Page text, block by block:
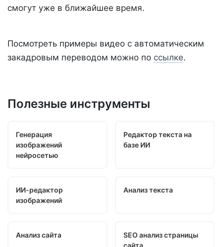
смогут уже в ближайшее время.
Посмотреть примеры видео с автоматическим
закадровым переводом можно по ссылке.
Полезные инструменты
Генерация
изображений
нейросетью
Редактор текста на
базе ИИ
ИИ-редактор
изображений
Анализ текста
Анализ сайта
SEO анализ страницы